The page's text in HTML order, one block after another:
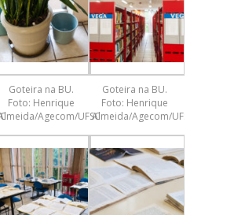
Goteira na BU.
Foto: Henrique
Agecom/UFSC
Goteira na BU.
Foto: Henrique
Almeida/Agecom/UFSC